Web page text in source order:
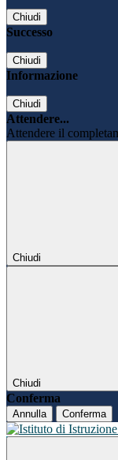
Chiudi
Successo
Chiudi
Informazione
Chiudi
Attendere...
Attendere il
Chiudi
Chiudi
Conferma
Annulla Conferma